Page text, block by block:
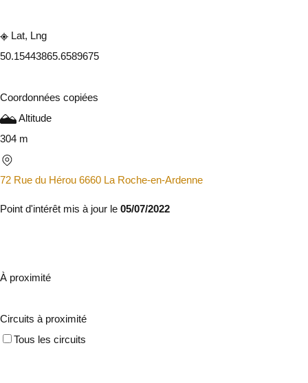
Lat, Lng
50.15443865.6589675
Coordonnées copiées
Altitude
304 m
72 Rue du Hérou 6660 La Roche-en-Ardenne
Point d'intérêt mis à jour le 05/07/2022
À proximité
Circuits à proximité
Tous les circuits